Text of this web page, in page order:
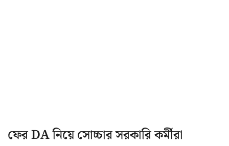
ফের DA নিয়ে সোচ্চার সরকারি কর্মীরা